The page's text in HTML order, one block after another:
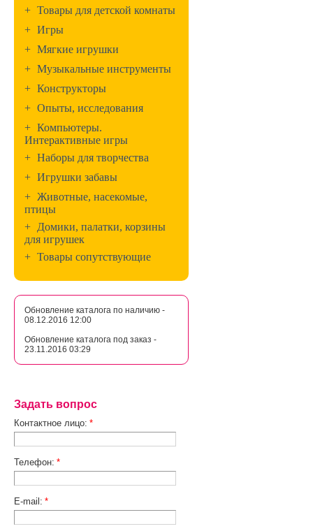
+ Товары для детской комнаты
+ Игры
+ Мягкие игрушки
+ Музыкальные инструменты
+ Конструкторы
+ Опыты, исследования
+ Компьютеры.
Интерактивные игры
+ Наборы для творчества
+ Игрушки забавы
+ Животные, насекомые,
птицы
+ Домики, палатки, корзины
для игрушек
+ Товары сопутствующие
Обновление каталога по наличию -
08.12.2016 12:00
Обновление каталога под заказ -
23.11.2016 03:29
Задать вопрос
Контактное лицо: *
Телефон: *
E-mail: *